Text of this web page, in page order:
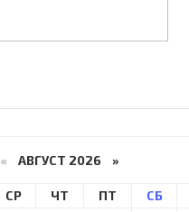
« АВГУСТ 2026 »
СР ЧТ ПТ СБ